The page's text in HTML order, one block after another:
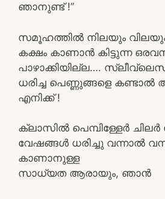
ഞാനുണ്ട് !”
സമൂഹത്തിൽ നിലയും വിലയും
കക്ഷം കാണാൻ കിട്ടുന്ന
പാഴാക്കിയില്ല….
ധരിച്ച പെണ്ണുങ്ങളെ
എനിക്ക് !
ക്ലാസിൽ പെമ്പിള്ളേർ
വേഷങ്ങൾ ധരിച്ചു വന്നാൽ
കാണാനുള്ള
സാധ്യത ആരായും, ഞാൻ